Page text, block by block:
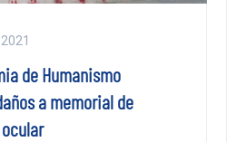
de Humanismo
a memorial de